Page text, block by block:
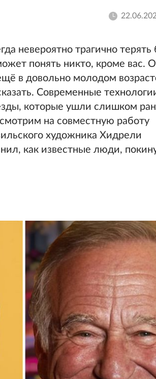
невероятно трагично терять
понять никто, кроме вас.
в довольно молодом
Современные
которые ушли слишком
на совместную работу
художника Хидрели
как известные люди,